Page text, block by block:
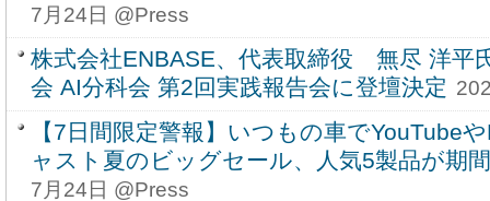
7月24日 @Press
株式会社ENBASE、代表取締役 無尽 洋平
会 AI分科会 第2回実践報告会に登壇決定
【7日間限定警報】いつもの車でYouTube
ャスト夏のビッグセール、人気5製品が期
7月24日 @Press